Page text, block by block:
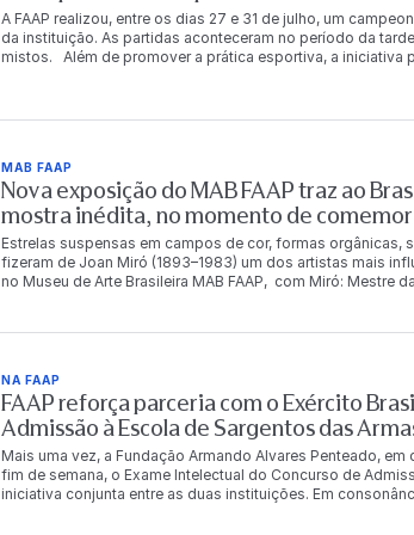
A FAAP realizou, entre os dias 27 e 31 de julho, um
da instituição. As partidas aconteceram no período da
mistos. Além de promover a prática esportiva, a
Fernandes Chave de consolação 1º lugar Bianca Rosetti
Betina Leal Leonardo Magalhães Cecília Meirelles 3º
Oliveira Angelo Marcio Andrade Vieira O campeonato
qualidade de vida, a integração e o bem-estar de seus
MAB FAAP
Nova exposição do MAB FAAP traz ao
mostra inédita, no momento de
Estrelas suspensas em campos de cor, formas
fizeram de Joan Miró (1893–1983) um dos artistas mais
no Museu de Arte Brasileira MAB FAAP, com Miró: Mestre
11 de outubro de 2026 e reúne obras que serão vistas no
Espanha. O conjunto reúne obras integrantes de
Miró Barcelona, a Fundação Miró Mallorca, o Museu de
seleção que evidencia a diversidade da produção do
materiais ao longo de mais de seis décadas de carreira.
nomes da arte do século XX. Sua produção abrange
tapeçaria, consolidou uma linguagem visual singular,
Suas formas orgânicas, símbolos oníricos e intenso uso
NA FAAP
FAAP reforça parceria com o Exército
Admissão à Escola de Sargentos das
Mais uma vez, a Fundação Armando Alvares Penteado,
fim de semana, o Exame Intelectual do Concurso de
iniciativa conjunta entre as duas instituições. Em